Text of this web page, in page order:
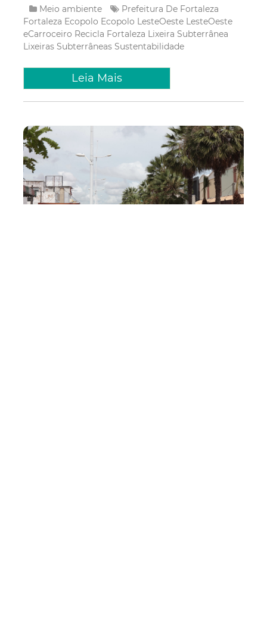
Meio ambiente
Prefeitura De Fortaleza
Fortaleza Ecopolo Ecopolo LesteOeste LesteOeste
eCarroceiro Recicla Fortaleza Lixeira Subterrânea
Lixeiras Subterrâneas Sustentabilidade
Leia Mais